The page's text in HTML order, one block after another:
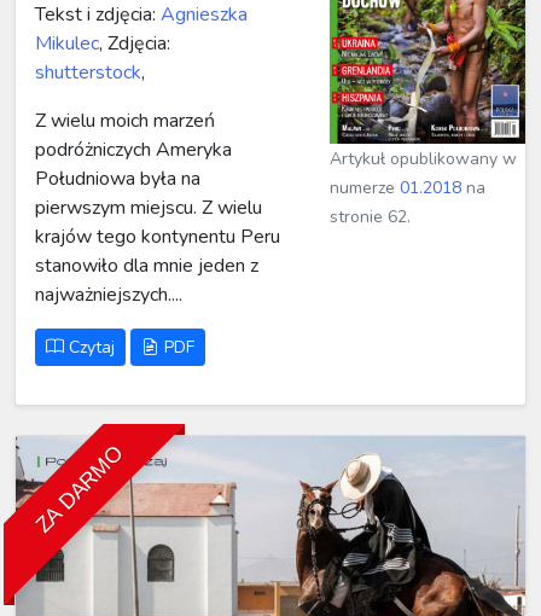
Tekst i zdjęcia: Agnieszka
Mikulec, Zdjęcia:
shutterstock,
Z wielu moich marzeń
podróżniczych Ameryka
Południowa była na
pierwszym miejscu. Z wielu
krajów tego kontynentu Peru
stanowiło dla mnie jeden z
najważniejszych....
Czytaj PDF
Artykuł opublikowany w
numerze01.2018 na
stronie 62.
ZA DARMO